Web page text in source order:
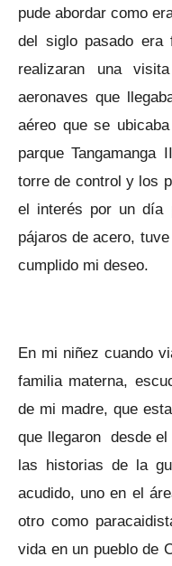
pude abordar como
del siglo pasado era
realizaran una
aeronaves que
aéreo que se
parque
torre de control y los
el interés por un día
pájaros de acero,
cumplido mi deseo.
En mi niñez cuando
familia materna,
de mi madre, que
que llegaron desde
las historias de la
acudido, uno en el
otro como
vida en un pueblo de